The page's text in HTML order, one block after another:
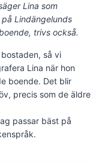
Lina som
Lindängelunds
trivs också.
så vi
Lina när hon
boende. Det blir
precis som de äldre
passar bäst på